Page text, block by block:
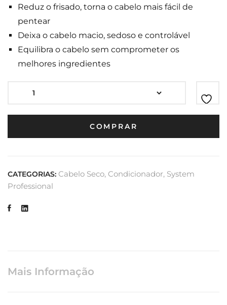
Reduz o frisado, torna o cabelo mais fácil de
pentear
Deixa o cabelo macio, sedoso e controlável
Equilibra o cabelo sem comprometer os
melhores ingredientes
COMPRAR
CATEGORIAS: Cabelo Seco, Condicionador, System
Professional
Mais Informação